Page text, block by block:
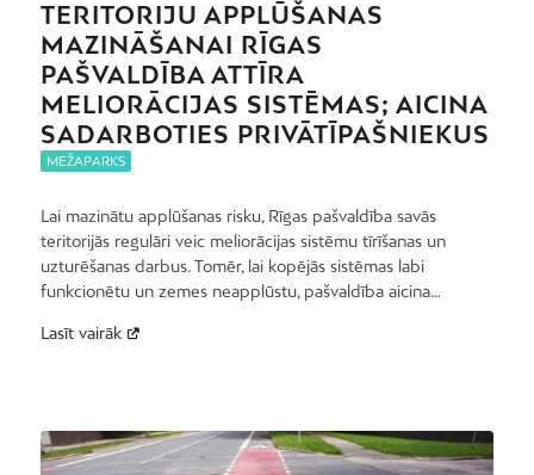
TERITORIJU APPLŪŠANAS
MAZINĀŠANAI RĪGAS
PAŠVALDĪBA ATTĪRA
MELIORĀCIJAS SISTĒMAS; AICINA
SADARBOTIES PRIVĀTĪPAŠNIEKUS
MEŽAPARKS
Lai mazinātu applūšanas risku, Rīgas pašvaldība savās
teritorijās regulāri veic meliorācijas sistēmu tīrīšanas un
uzturēšanas darbus. Tomēr, lai kopējās sistēmas labi
funkcionētu un zemes neapplūstu, pašvaldība aicina…
Lasīt vairāk